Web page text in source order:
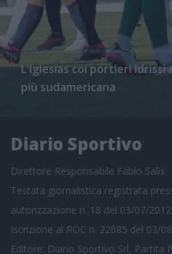
L'Iglesias coi portieri Idrissi
più sudamericana
Diario Sportivo
Direttore Responsabile Fabio Salis
Testata giornalistica registrata
autorizzazione n. 18 del 03/07/2012
Iscrizione al ROC n. 22685 del 03/
Editore: Diario Sportivo Srl, Partita